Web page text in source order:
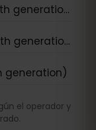
Apple iPad Pro 12.9-inch (5th generation)
Apple iPad Pro 12.9-inch (6th generation)
generation)
el operador y